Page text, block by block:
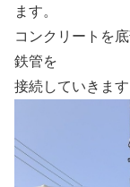
ます。
コンクリートを
鉄管を
接続していきます